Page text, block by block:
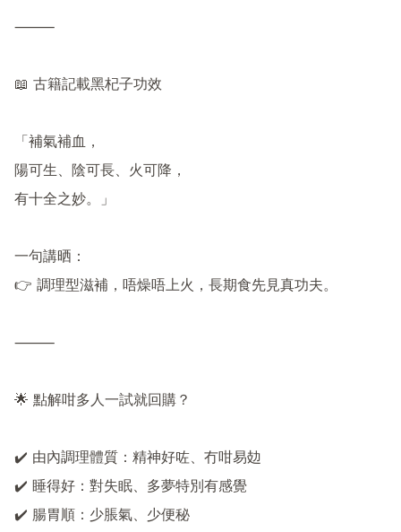
⸻
📖 古籍記載黑杞子功效
「補氣補血，
陽可生、陰可長、火可降，
有十全之妙。」
一句講晒：
👉 調理型滋補，唔燥唔上火，長期食先見真功夫。
⸻
🌟 點解咁多人一試就回購？
✔️ 由內調理體質：精神好咗、冇咁易攰
✔️ 睡得好：對失眠、多夢特別有感覺
✔️ 腸胃順：少脹氣、少便秘